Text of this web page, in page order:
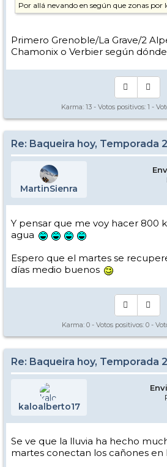
Por allá nevando en según que zonas por
Primero Grenoble/La Grave/2
Chamonix o Verbier según
Karma: 13 - Votos positivos: 1 -
Re: Baqueira hoy, Temporada
MartinSienra
Y pensar que me voy hacer 800
agua
Espero que el martes se
días medio buenos
Karma: 0 - Votos positivos: 0 -
Re: Baqueira hoy, Temporada
kaloalberto17
Se ve que la lluvia ha hecho
martes conectan los cañones en